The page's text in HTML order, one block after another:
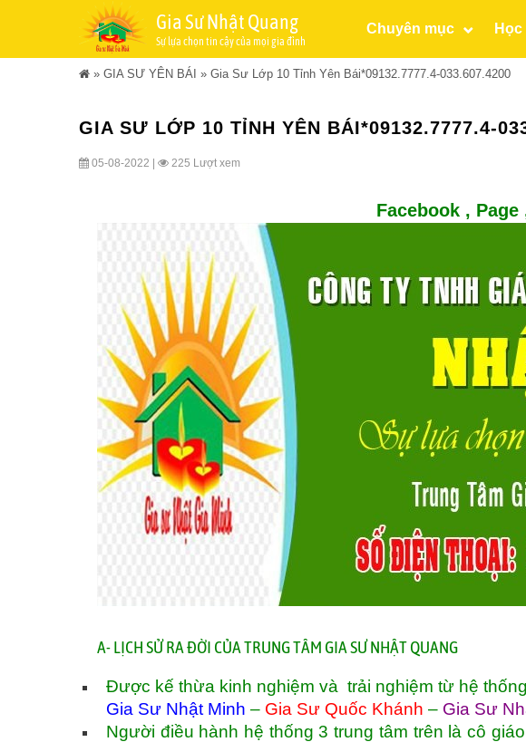
Gia Sư Nhật Quang
Sự lựa chọn tin cậy của mọi gia đình
Chuyên mục Học
» GIA SƯ YÊN BÁI » Gia Sư Lớp 10 Tỉnh Yên Bái*09132.7777.4-033.607.4200
GIA SƯ LỚP 10 TỈNH YÊN BÁI*09132.7777.4-
05-08-2022 | 225 Lượt xem
Facebook , Page
A- LỊCH SỬ RA ĐỜI CỦA TRUNG TÂM GIA SƯ NHẬT QUANG
Được kế thừa kinh nghiệm và trải nghiệm từ hệ
Gia Sư Nhật Minh – Gia Sư Quốc Khánh – Gia Sư
Người điều hành hệ thống 3 trung tâm trên là cô